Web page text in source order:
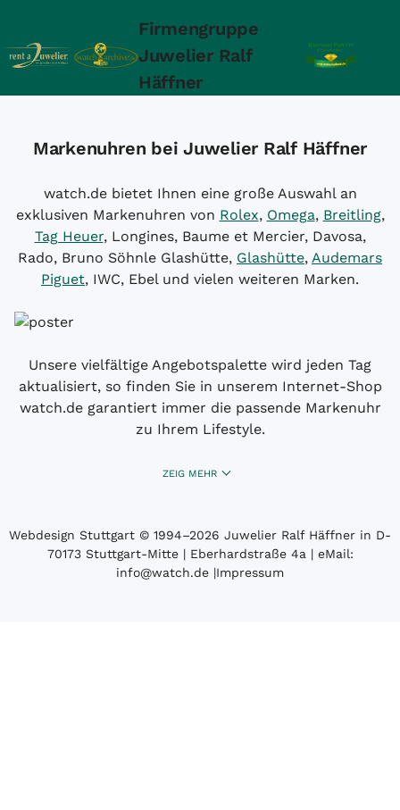
Firmengruppe
Juwelier Ralf
Häffner
Markenuhren bei Juwelier Ralf Häffner
watch.de bietet Ihnen eine große Auswahl an
exklusiven Markenuhren von Rolex, Omega, Breitling,
Tag Heuer, Longines, Baume et Mercier, Davosa,
Rado, Bruno Söhnle Glashütte, Glashütte, Audemars
Piguet, IWC, Ebel und vielen weiteren Marken.
Unsere vielfältige Angebotspalette wird jeden Tag
aktualisiert, so finden Sie in unserem Internet-Shop
watch.de garantiert immer die passende Markenuhr
zu Ihrem Lifestyle.
ZEIG MEHR
Webdesign Stuttgart © 1994­–2026 Juwelier Ralf Häffner in D-
70173 Stuttgart-Mitte | Eberhardstraße 4a | eMail:
info@watch.de |Impressum